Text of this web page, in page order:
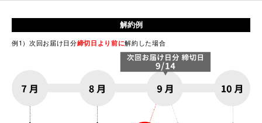
解約例
例1）次回お届け日分締切日より前に解約した場合